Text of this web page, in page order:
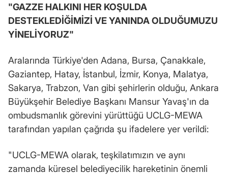
"GAZZE HALKINI HER KOŞULDA
DESTEKLEDİĞİMİZİ VE YANINDA OLDUĞUMUZU
YİNELİYORUZ"
Aralarında Türkiye'den Adana, Bursa, Çanakkale,
Gaziantep, Hatay, İstanbul, İzmir, Konya, Malatya,
Sakarya, Trabzon, Van gibi şehirlerin olduğu, Ankara
Büyükşehir Belediye Başkanı Mansur Yavaş'ın da
ombudsmanlık görevini yürüttüğü UCLG-MEWA
tarafından yapılan çağrıda şu ifadelere yer verildi:
"UCLG-MEWA olarak, teşkilatımızın ve aynı
zamanda küresel belediyecilik hareketinin önemli